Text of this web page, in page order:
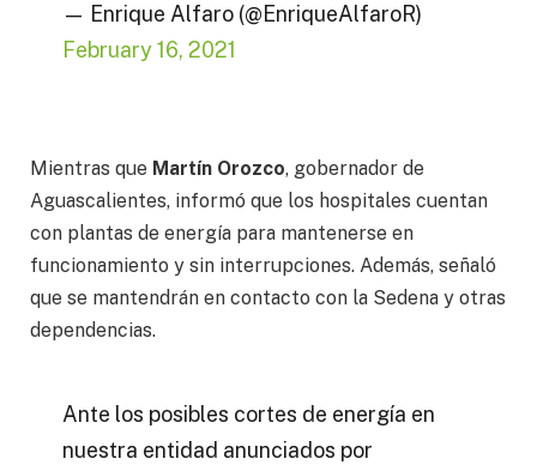
— Enrique Alfaro (@EnriqueAlfaroR)
February 16, 2021
Mientras que Martín Orozco, gobernador de
Aguascalientes, informó que los hospitales cuentan
con plantas de energía para mantenerse en
funcionamiento y sin interrupciones. Además, señaló
que se mantendrán en contacto con la Sedena y otras
dependencias.
Ante los posibles cortes de energía en
nuestra entidad anunciados por